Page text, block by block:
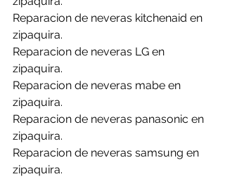
Reparacion de neveras kitchenaid en
zipaquira.
Reparacion de neveras LG en
zipaquira.
Reparacion de neveras mabe en
zipaquira.
Reparacion de neveras panasonic en
zipaquira.
Reparacion de neveras samsung en
zipaquira.